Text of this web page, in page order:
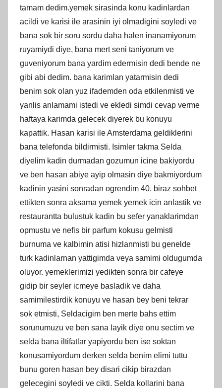
tamam dedim.yemek sirasinda konu kadinlardan
acildi ve karisi ile arasinin iyi olmadigini soyledi ve
bana sok bir soru sordu daha halen inanamiyorum
ruyamiydi diye, bana mert seni taniyorum ve
guveniyorum bana yardim edermisin dedi bende ne
gibi abi dedim. bana karimlan yatarmisin dedi
benim sok olan yuz ifademden oda etkilenmisti ve
yanlis anlamami istedi ve ekledi simdi cevap verme
haftaya karimda gelecek diyerek bu konuyu
kapattik. Hasan karisi ile Amsterdama geldiklerini
bana telefonda bildirmisti. Isimler takma Selda
diyelim kadin durmadan gozumun icine bakiyordu
ve ben hasan abiye ayip olmasin diye bakmiyordum
kadinin yasini sonradan ogrendim 40. biraz sohbet
ettikten sonra aksama yemek yemek icin anlastik ve
restaurantta bulustuk kadin bu sefer yanaklarimdan
opmustu ve nefis bir parfum kokusu gelmisti
burnuma ve kalbimin atisi hizlanmisti bu genelde
turk kadinlarnan yattigimda veya samimi oldugumda
oluyor. yemeklerimizi yedikten sonra bir cafeye
gidip bir seyler icmeye basladik ve daha
samimilestirdik konuyu ve hasan bey beni tekrar
sok etmisti, Seldacigim ben merte bahs ettim
sorunumuzu ve ben sana layik diye onu sectim ve
selda bana iltifatlar yapiyordu ben ise soktan
konusamiyordum derken selda benim elimi tuttu
bunu goren hasan bey disari cikip birazdan
gelecegini soyledi ve cikti. Selda kollarini bana